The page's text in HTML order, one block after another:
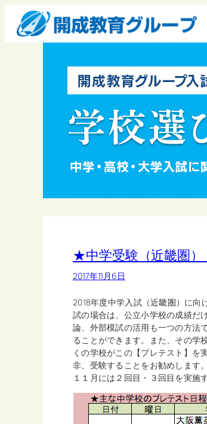
★中学受験（近畿圏）
2017年11月6日
2018年度中学入試（近畿圏）に向
試の場合は、公立小学校の成績だ
論、外部模試の活用も一つの方法
ることができます。また、その学
くの学校がこの【プレテスト】を
非、受験することをお勧めします
１１月には２回目・３回目を実施